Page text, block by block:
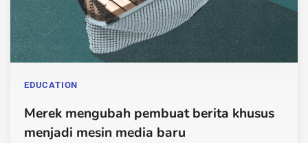
EDUCATION
Merek mengubah pembuat berita khusus
menjadi mesin media baru